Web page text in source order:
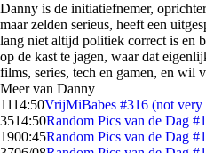
Danny is de initiatiefnemer,
maar zelden serieus, heeft een
lang niet altijd politiek correct is en
op de kast te jagen, waar dat
films, series, tech en gamen, en wil
Meer van Danny
1114:50VrijMiBabes #316 (not
3514:50Random Pics van de Dag
1900:45Random Pics van de Dag